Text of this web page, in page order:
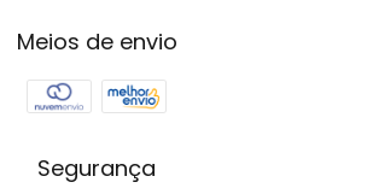
Meios de envio
Segurança